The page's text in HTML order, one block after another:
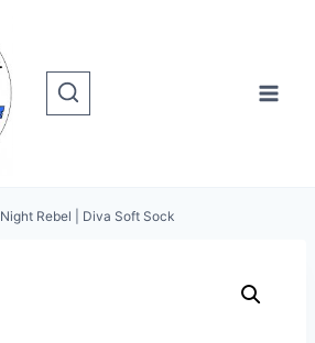
Night Rebel | Diva Soft Sock